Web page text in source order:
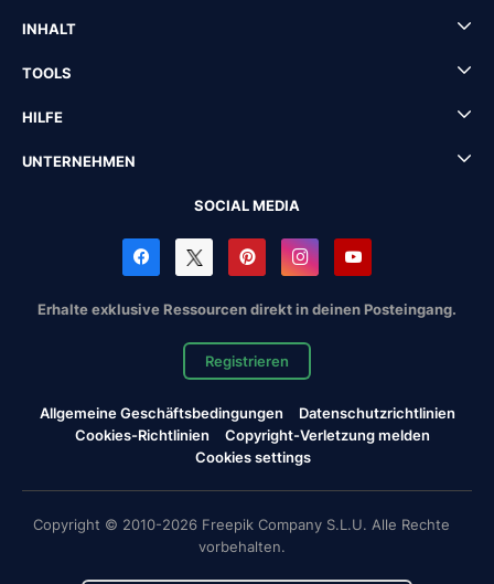
INHALT
TOOLS
HILFE
UNTERNEHMEN
SOCIAL MEDIA
Erhalte exklusive Ressourcen direkt in deinen Posteingang.
Registrieren
Allgemeine Geschäftsbedingungen
Datenschutzrichtlinien
Cookies-Richtlinien
Copyright-Verletzung melden
Cookies settings
Copyright © 2010-2026 Freepik Company S.L.U. Alle Rechte
vorbehalten.